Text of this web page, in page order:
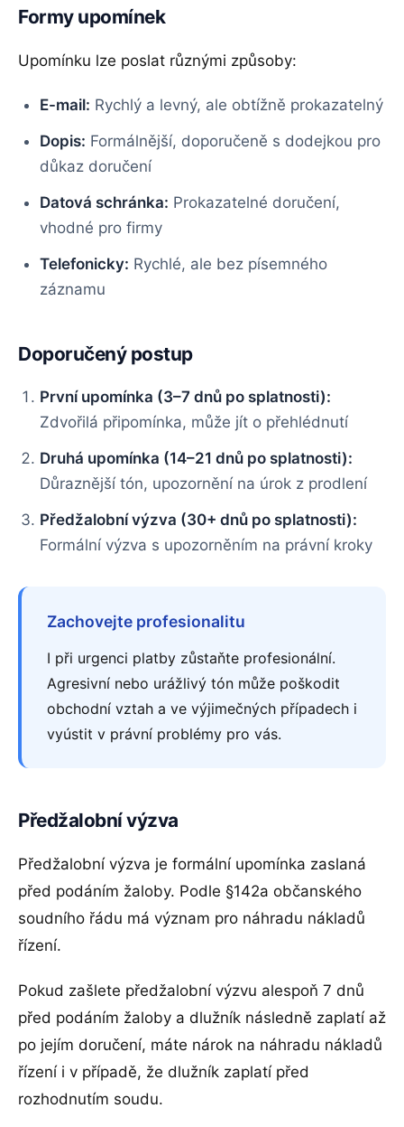
Formy upomínek
Upomínku lze poslat různými způsoby:
E-mail: Rychlý a levný, ale obtížně prokazatelný
Dopis: Formálnější, doporučeně s dodejkou pro
důkaz doručení
Datová schránka: Prokazatelné doručení,
vhodné pro firmy
Telefonicky: Rychlé, ale bez písemného
záznamu
Doporučený postup
První upomínka (3–7 dnů po splatnosti):
Zdvořilá připomínka, může jít o přehlédnutí
Druhá upomínka (14–21 dnů po splatnosti):
Důraznější tón, upozornění na úrok z prodlení
Předžalobní výzva (30+ dnů po splatnosti):
Formální výzva s upozorněním na právní kroky
Zachovejte profesionalitu
I při urgenci platby zůstaňte profesionální.
Agresivní nebo urážlivý tón může poškodit
obchodní vztah a ve výjimečných případech i
vyústit v právní problémy pro vás.
Předžalobní výzva
Předžalobní výzva je formální upomínka zaslaná
před podáním žaloby. Podle §142a občanského
soudního řádu má význam pro náhradu nákladů
řízení.
Pokud zašlete předžalobní výzvu alespoň 7 dnů
před podáním žaloby a dlužník následně zaplatí až
po jejím doručení, máte nárok na náhradu nákladů
řízení i v případě, že dlužník zaplatí před
rozhodnutím soudu.